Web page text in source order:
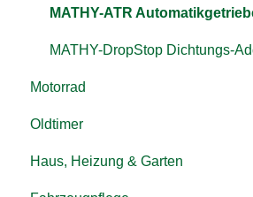
MATHY-ATR
MATHY-DropStop Dichtungs-
Motorrad
Motor
Kraftstoffsystem
Oldtimer
Motor
Haus, Heizung & Garten